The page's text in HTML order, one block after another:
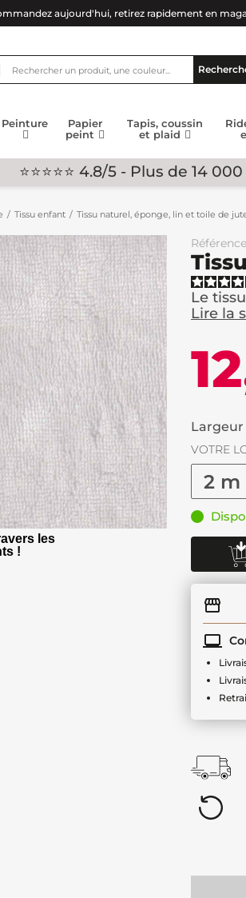
aujourd'hui, retirez rapidement en
Peinture
Papier
peint
Tapis, coussin
et plaid
⭐⭐⭐⭐⭐ 4.8/5 - Plus de 14
Tissu enfant Tissu naturel, éponge, lin et toile de
les
!
Le
Lire la
Largeur
VOTRE